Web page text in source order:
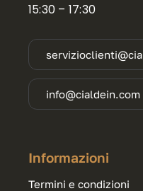
15:30 – 17:30
info@cialdein.com
Informazioni
Termini e condizioni